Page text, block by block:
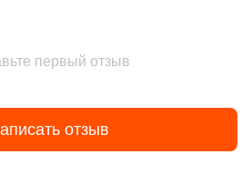
первый отзыв
отзыв